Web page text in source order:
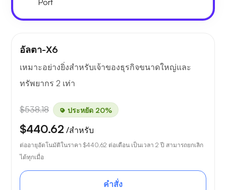
Port
อัลตา-X6
เหมาะอย่างยิ่งสำหรับเจ้าของธุรกิจขนาดใหญ่และ
ทรัพยากร 2 เท่า
$538.18 ประหยัด 20%
$440.62 /สำหรับ
ต่ออายุอัตโนมัติในราคา $440.62 ต่อเดือน เป็นเวลา 2 ปี สามารถยกเลิก
ได้ทุกเมื่อ
คำสั่ง